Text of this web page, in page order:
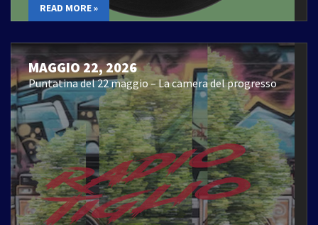
READ MORE »
MAGGIO 22, 2026
Puntatina del 22 maggio – La camera del progresso